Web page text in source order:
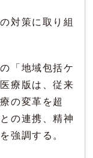
対策に取り組
「地域包括ケ
療版は、従来
の変革を超
の連携、精神
強調する。